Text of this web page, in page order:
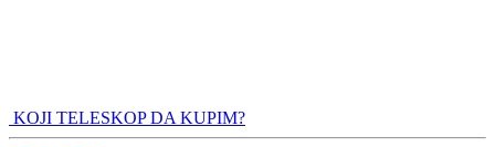
KOJI TELESKOP DA KUPIM?